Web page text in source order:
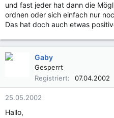
und fast jeder hat dann die
ordnen oder sich einfach nur
Das hat doch auch etwas
Gaby
Gesperrt
Registriert
07.04.2002
25.05.2002
Hallo,